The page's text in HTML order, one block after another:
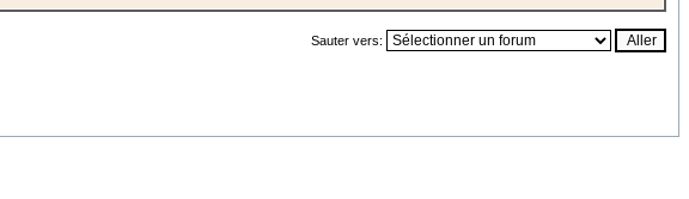
Sauter vers: